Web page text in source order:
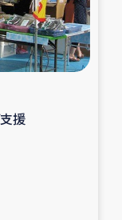
加工事業
援
援